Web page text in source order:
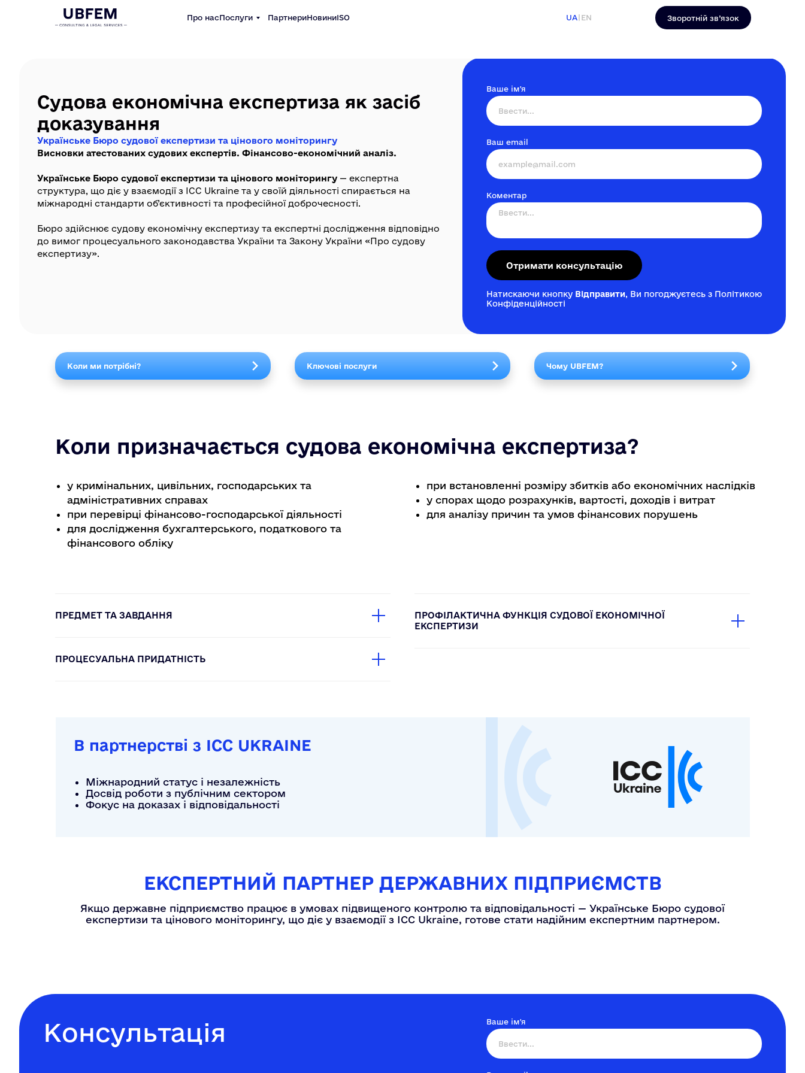
Про насПослуги ПартнериНовиниISO UA EN Зворотній зв’язок
Судова економічна експертиза як засіб
доказування
Українське Бюро судової експертизи та цінового моніторингу
Висновки атестованих судових експертів. Фінансово-економічний аналіз.
Українське Бюро судової експертизи та цінового моніторингу — експертна
структура, що діє у взаємодії з ICC Ukraine та у своїй діяльності спирається на
міжнародні стандарти об’єктивності та професійної доброчесності.
Бюро здійснює судову економічну експертизу та експертні дослідження відповідно
до вимог процесуального законодавства України та Закону України «Про судову
експертизу».
Ваше ім'я
Ваш email
Коментар
Отримати консультацію
Натискаючи кнопку Відправити, Ви погоджуєтесь з Політикою
Конфіденційності
Коли ми потрібні? Ключові послуги Чому UBFEM?
Коли призначається судова економічна експертиза?
у кримінальних, цивільних, господарських та
адміністративних справах
при перевірці фінансово-господарської діяльності
для дослідження бухгалтерського, податкового та
фінансового обліку
при встановленні розміру збитків або економічних наслідків
у спорах щодо розрахунків, вартості, доходів і витрат
для аналізу причин та умов фінансових порушень
ПРЕДМЕТ ТА ЗАВДАННЯ
ПРОЦЕСУАЛЬНА ПРИДАТНІСТЬ
ПРОФІЛАКТИЧНА ФУНКЦІЯ СУДОВОЇ ЕКОНОМІЧНОЇ
ЕКСПЕРТИЗИ
В партнерстві з ICC UKRAINE
Міжнародний статус і незалежність
Досвід роботи з публічним сектором
Фокус на доказах і відповідальності
ЕКСПЕРТНИЙ ПАРТНЕР ДЕРЖАВНИХ ПІДПРИЄМСТВ
Якщо державне підприємство працює в умовах підвищеного контролю та відповідальності — Українське Бюро судової
експертизи та цінового моніторингу, що діє у взаємодії з ICC Ukraine, готове стати надійним експертним партнером.
Консультація Ваше ім'я